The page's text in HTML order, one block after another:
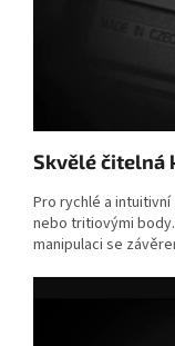
Skvělé čitelná
Pro rychlé a
nebo tritiovými
manipulaci se